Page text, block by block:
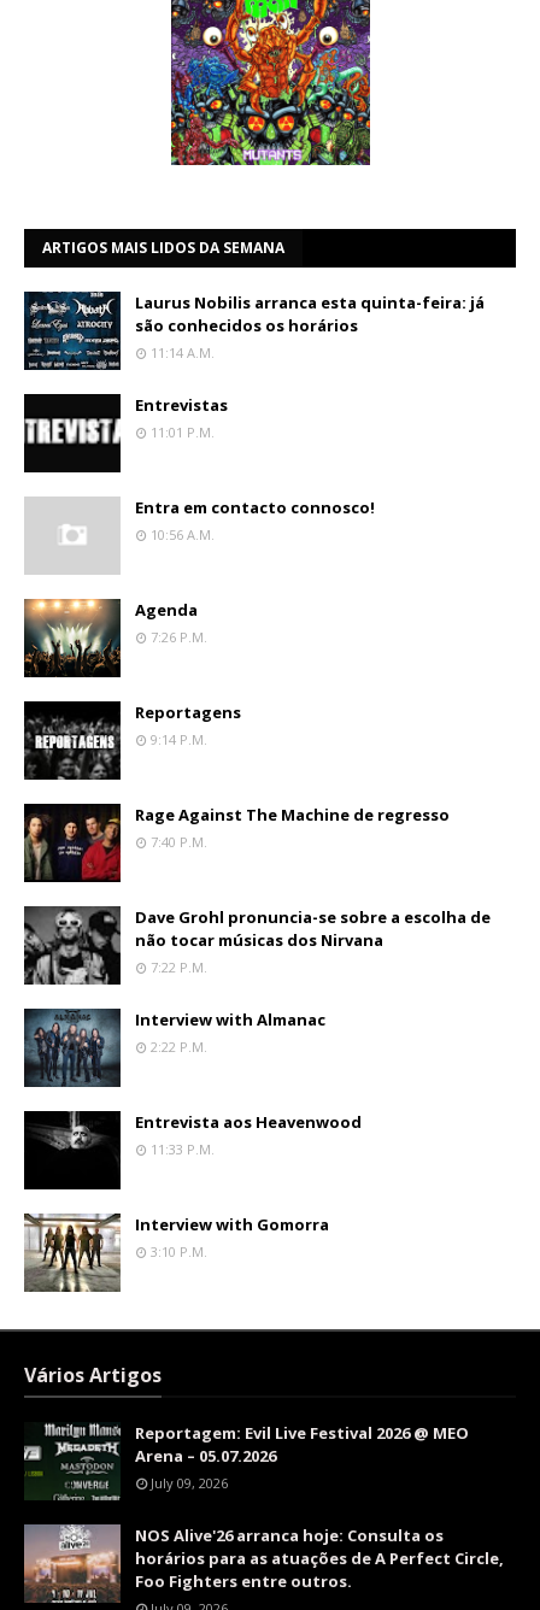
ARTIGOS MAIS LIDOS DA SEMANA
Laurus Nobilis arranca esta quinta-feira: já
são conhecidos os horários
11:14 A.m.
Entrevistas
11:01 P.m.
Entra em contacto connosco!
10:56 A.m.
Agenda
7:26 P.m.
Reportagens
9:14 P.m.
Rage Against The Machine de regresso
7:40 P.m.
Dave Grohl pronuncia-se sobre a escolha de
não tocar músicas dos Nirvana
7:22 P.m.
Interview with Almanac
2:22 P.m.
Entrevista aos Heavenwood
11:33 P.m.
Interview with Gomorra
3:10 P.m.
Vários Artigos
Reportagem: Evil Live Festival 2026 @ MEO
Arena – 05.07.2026
July 09, 2026
NOS Alive'26 arranca hoje: Consulta os
horários para as atuações de A Perfect Circle,
Foo Fighters entre outros.